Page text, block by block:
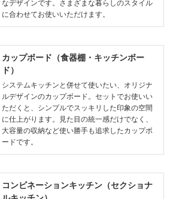
なデザインです。さまざまな暮らしのスタイル
に合わせてお使いいただけます。
カップボード（食器棚・キッチンボー
ド）
システムキッチンと併せて使いたい、オリジナ
ルデザインのカップボード。セットでお使いい
ただくと、シンプルでスッキリした印象の空間
に仕上がります。見た目の統一感だけでなく、
大容量の収納など使い勝手も追求したカップボ
ードです。
コンビネーションキッチン（セクショナ